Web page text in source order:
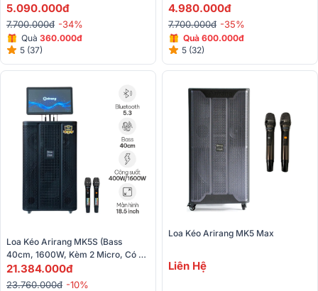
5.090.000đ
7.700.000đ -34%
Quà 360.000đ
5 (37)
4.980.000đ
7.700.000đ -35%
Quà 600.000đ
5 (32)
Loa Kéo Arirang MK5S (Bass
40cm, 1600W, Kèm 2 Micro, Có
Màn Hình)
21.384.000đ
23.760.000đ -10%
Loa Kéo Arirang MK5 Max
Liên Hệ